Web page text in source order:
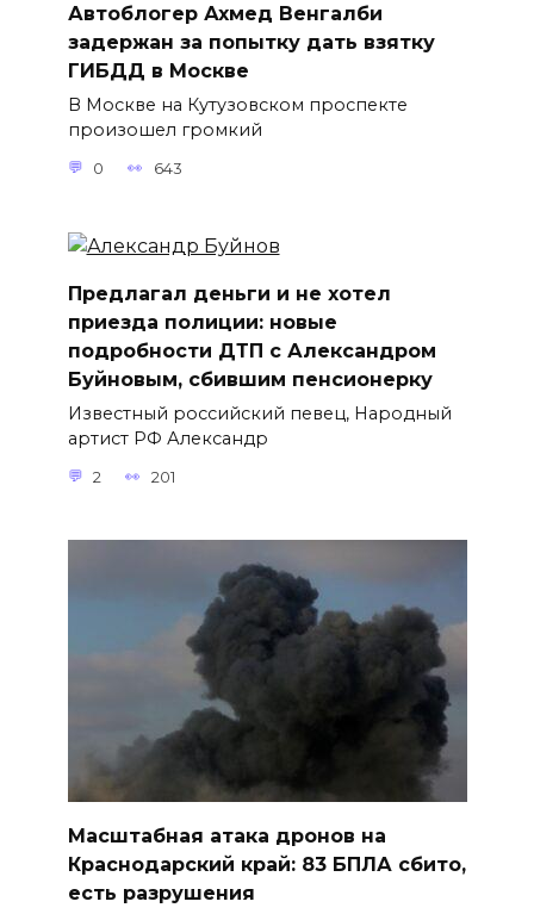
Автоблогер Ахмед Венгалби
задержан за попытку дать взятку
ГИБДД в Москве
В Москве на Кутузовском проспекте
произошел громкий
0 643
Предлагал деньги и не хотел
приезда полиции: новые
подробности ДТП с Александром
Буйновым, сбившим пенсионерку
Известный российский певец, Народный
артист РФ Александр
2 201
Масштабная атака дронов на
Краснодарский край: 83 БПЛА сбито,
есть разрушения